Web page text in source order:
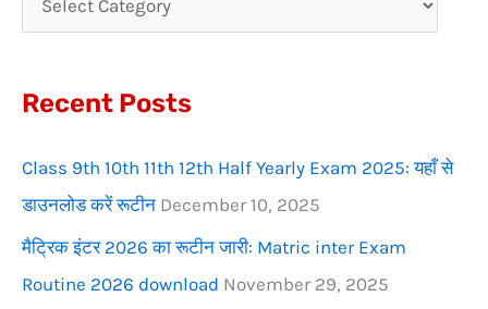
h
o
:
Recent Posts
Class 9th 10th 11th 12th Half Yearly Exam 2025: यहाँ से
डाउनलोड करें रूटीन December 10, 2025
मैट्रिक इंटर 2026 का रूटीन जारी: Matric inter Exam
Routine 2026 download November 29, 2025